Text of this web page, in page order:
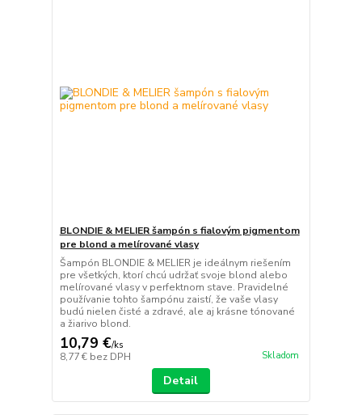
BLONDIE & MELIER šampón s fialovým pigmentom
pre blond a melírované vlasy
Šampón BLONDIE & MELIER je ideálnym riešením
pre všetkých, ktorí chcú udržať svoje blond alebo
melírované vlasy v perfektnom stave. Pravidelné
používanie tohto šampónu zaistí, že vaše vlasy
budú nielen čisté a zdravé, ale aj krásne tónované
a žiarivo blond.
10,79 €/ks
8,77 € bez DPH Skladom
Detail